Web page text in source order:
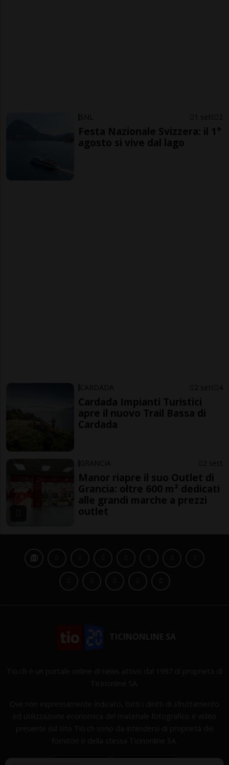
SNL 1 sett 2
Festa Nazionale Svizzera: il 1°
agosto si vive dal lago
CARDADA 2 sett 4
Cardada Impianti Turistici
apre il nuovo Trail Bassa di
Cardada
GRANCIA 2 sett
Manor riapre il suo Outlet di
Grancia: oltre 600 m² dedicati
alle grandi marche a prezzi
outlet